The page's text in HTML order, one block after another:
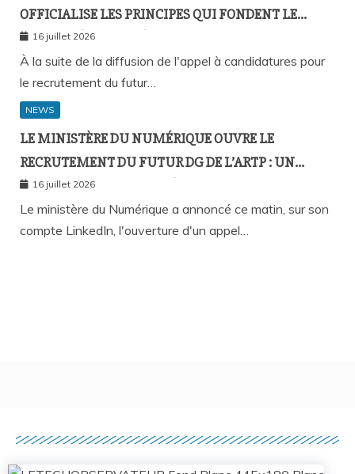
OFFICIALISE LES PRINCIPES QUI FONDENT LE
RECOURS À L’APPEL À CANDIDATURES
16 juillet 2026
À la suite de la diffusion de l'appel à candidatures pour
le recrutement du futur…
NEWS
LE MINISTÈRE DU NUMÉRIQUE OUVRE LE
RECRUTEMENT DU FUTUR DG DE L’ARTP : UN
PREMIER PAS VERS LA MÉRITOCRATIE
RÉPUBLICAINE ?
16 juillet 2026
Le ministère du Numérique a annoncé ce matin, sur son
compte LinkedIn, l'ouverture d'un appel…